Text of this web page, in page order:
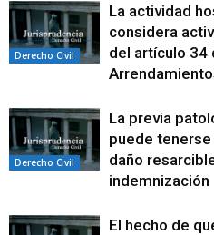
Derecho Civil
La actividad
considera
del artículo 34
Derecho Civil
La previa
puede
daño
indemnización
El hecho de